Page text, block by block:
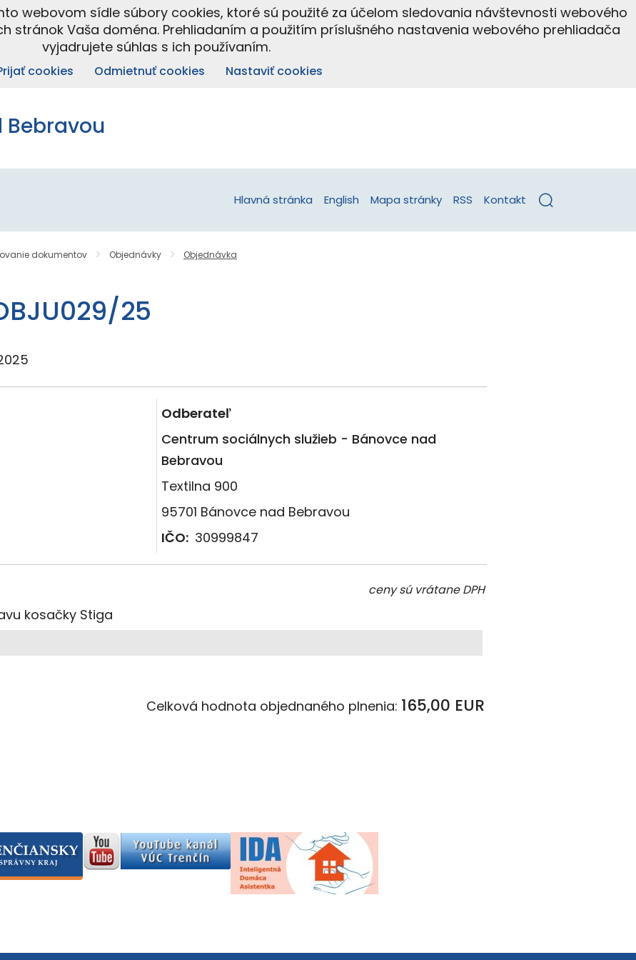
webovom sídle súbory cookies, ktoré sú použité za účelom sledovania návštevnosti webového
stránok Vaša doména. Prehliadaním a použitím príslušného nastavenia webového prehliadača
vyjadrujete súhlas s ich používaním.
cookies Odmietnuť cookies Nastaviť cookies
Bebravou
Hlavná stránka English Mapa stránky RSS Kontakt
dokumentov Objednávky Objednávka
25
Odberateľ
Centrum sociálnych služieb - Bánovce nad
Bebravou
Textilna 900
95701 Bánovce nad Bebravou
IČO: 30999847
ceny sú vrátane DPH
kosačky Stiga
Celková hodnota objednaného plnenia: 165,00 EUR